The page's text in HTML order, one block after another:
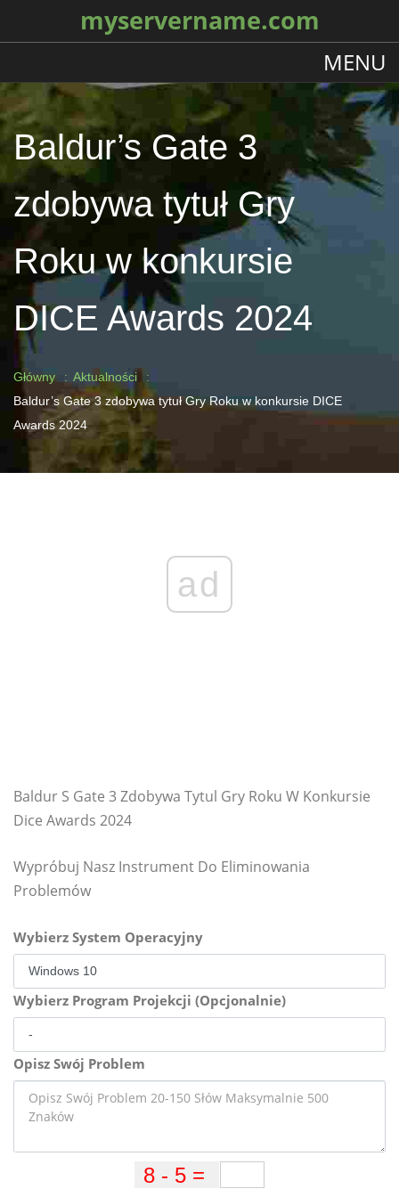
myservername.com
MENU
Baldur’s Gate 3
zdobywa tytuł Gry
Roku w konkursie
DICE Awards 2024
Główny
Aktualności
Baldur’s Gate 3 zdobywa tytuł Gry Roku w konkursie DICE
Awards 2024
ad
Baldur S Gate 3 Zdobywa Tytul Gry Roku W Konkursie
Dice Awards 2024
Wypróbuj Nasz Instrument Do Eliminowania
Problemów
Wybierz System Operacyjny
Wybierz Program Projekcji (Opcjonalnie)
Opisz Swój Problem